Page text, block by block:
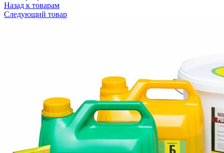
Назад к товарам
Следующий товар